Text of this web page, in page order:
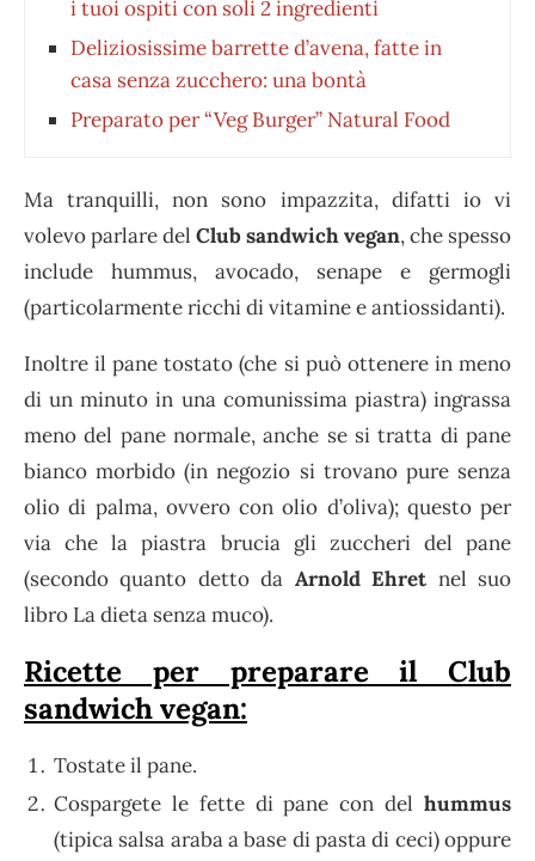
i tuoi ospiti con soli 2 ingredienti
Deliziosissime barrette d’avena, fatte in
casa senza zucchero: una bontà
Preparato per “Veg Burger” Natural Food
Ma tranquilli, non sono impazzita, difatti io vi
volevo parlare del Club sandwich vegan, che spesso
include hummus, avocado, senape e germogli
(particolarmente ricchi di vitamine e antiossidanti).
Inoltre il pane tostato (che si può ottenere in meno
di un minuto in una comunissima piastra) ingrassa
meno del pane normale, anche se si tratta di pane
bianco morbido (in negozio si trovano pure senza
olio di palma, ovvero con olio d’oliva); questo per
via che la piastra brucia gli zuccheri del pane
(secondo quanto detto da Arnold Ehret nel suo
libro La dieta senza muco).
Ricette per preparare il Club
sandwich vegan:
Tostate il pane.
Cospargete le fette di pane con del hummus
(tipica salsa araba a base di pasta di ceci) oppure